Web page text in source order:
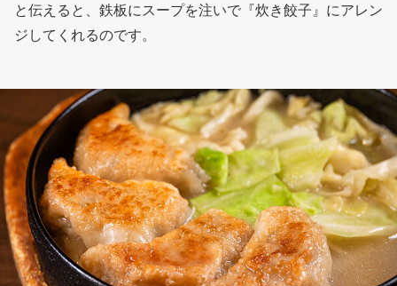
と伝えると、鉄板にスープを注いで『炊き餃子』にアレン
ジしてくれるのです。